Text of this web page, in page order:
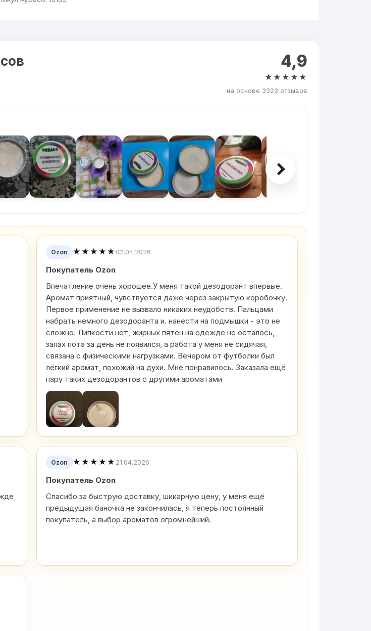
4,9
★★★★★
на основе 3323 отзывов
Ozon ★★★★★ 02.04.2026
Покупатель Ozon
Впечатление очень хорошее.У меня такой дезодорант впервые.
Аромат приятный, чувствуется даже через закрытую коробочку.
Первое применение не вызвало никаких неудобств. Пальцами
набрать немного дезодоранта и. нанести на подмышки - это не
сложно. Липкости нет, жирных пятен на одежде не осталось,
запах пота за день не появился, а работа у меня не сидячая,
связана с физическими нагрузками. Вечером от футболки был
лёгкий аромат, похожий на духи. Мне понравилось. Заказала ещё
пару таких дезодорантов с другими ароматами
Ozon ★★★★★ 21.04.2026
Покупатель Ozon
Спасибо за быструю доставку, шикарную цену, у меня ещё
предыдущая баночка не закончилась, я теперь постоянный
покупатель, а выбор ароматов огромнейший.